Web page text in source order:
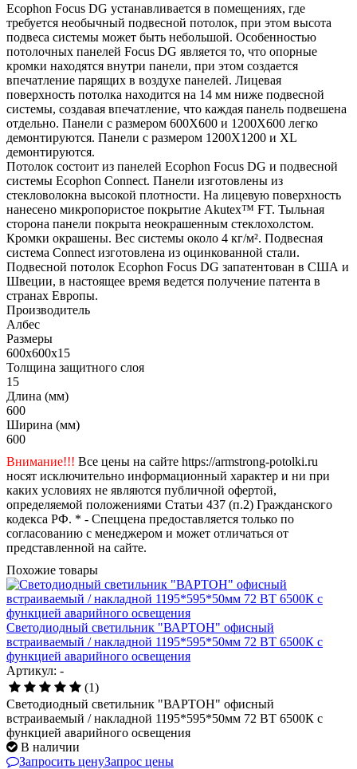
Ecophon Focus DG устанавливается в помещениях, где
требуется необычный подвесной потолок, при этом высота
подвеса системы может быть небольшой. Особенностью
потолочных панелей Focus DG является то, что опорные
кромки находятся внутри панели, при этом создается
впечатление парящих в воздухе панелей. Лицевая
поверхность потолка находится на 14 мм ниже подвесной
системы, создавая впечатление, что каждая панель подвешена
отдельно. Панели с размером 600Х600 и 1200Х600 легко
демонтируются. Панели с размером 1200Х1200 и XL
демонтируются.
Потолок состоит из панелей Ecophon Focus DG и подвесной
системы Ecophon Connect. Панели изготовлены из
стекловолокна высокой плотности. На лицевую поверхность
нанесено микропористое покрытие Akutex™ FT. Тыльная
сторона панели покрыта неокрашенным стеклохолстом.
Кромки окрашены. Вес системы около 4 кг/м². Подвесная
система Connect изготовлена из оцинкованной стали.
Подвесной потолок Ecophon Focus DG запатентован в США и
Швеции, в настоящее время ведется получение патента в
странах Европы.
Производитель
Албес
Размеры
600x600x15
Толщина защитного слоя
15
Длина (мм)
600
Ширина (мм)
600
Внимание!!! Все цены на сайте https://armstrong-potolki.ru
носят исключительно информационный характер и ни при
каких условиях не являются публичной офертой,
определяемой положениями Статьи 437 (п.2) Гражданского
кодекса РФ. * - Спеццена предоставляется только по
согласованию с менеджером и может отличаться от
представленной на сайте.
Похожие товары
Светодиодный светильник "ВАРТОН" офисный
встраиваемый / накладной 1195*595*50мм 72 ВТ 6500К с
функцией аварийного освещения
Артикул: -
(1)
Светодиодный светильник "ВАРТОН" офисный
встраиваемый / накладной 1195*595*50мм 72 ВТ 6500К с
функцией аварийного освещения
В наличии
Запросить ценуЗапрос цены